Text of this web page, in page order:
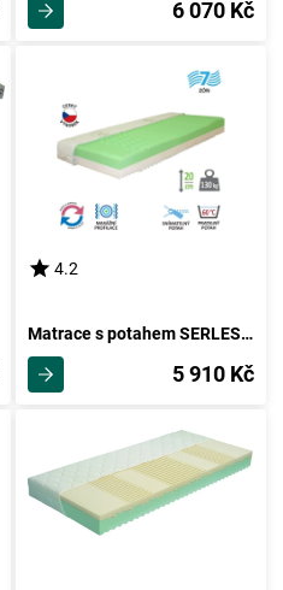
6 070 Kč
4.2
Matrace s potahem SERLES 90x200x20 cm
5 910 Kč